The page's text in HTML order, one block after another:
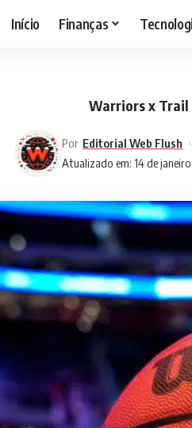
Início Finanças
Warriors x Trail
Atualizado em: 14 de
Por Editorial Web Flush